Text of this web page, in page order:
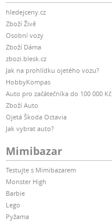
hledejceny.cz
Zboží Živě
Osobní vozy
Zboží Dáma
zbozi.blesk.cz
Jak na prohlídku ojetého vozu?
HobbyKompas
Auto pro začátečníka do 100 000 Kč
Zboží Auto
Ojetá Škoda Octavia
Jak vybrat auto?
Mimibazar
Testujte s Mimibazarem
Monster High
Barbie
Lego
Pyžama